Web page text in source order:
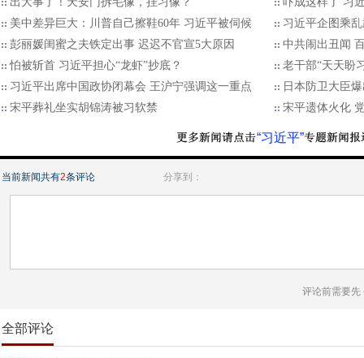
美中差异巨大：川普自己擦鞋60年 习近平被伺候
习近平企图乘
彭丽媛闺蜜之夫铁定出事 迟迟不官宣5大原因
中共闹出丑闻
怕被斩首 习近平担心“龙虾”抄底？
老干部“天天盼
习近平出席中国政协闭幕会 王沪宁强调这一重点
日本防卫大臣
宋平葬礼坐实胡锦涛被习软禁
宋平遗体火化
“习近平”
当前新闻共有2条评论 分享到：
评论前需要先
全部评论